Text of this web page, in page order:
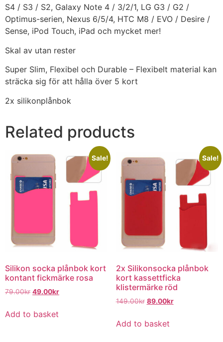
S4 / S3 / S2, Galaxy Note 4 / 3/2/1, LG G3 / G2 /
Optimus-serien, Nexus 6/5/4, HTC M8 / EVO / Desire /
Sense, iPod Touch, iPad och mycket mer!
Skal av utan rester
Super Slim, Flexibel och Durable – Flexibelt material kan
sträcka sig för att hålla över 5 kort
2x silikonplånbok
Related products
Sale!
Silikon socka plånbok kort
kontant fickmärke rosa
79.00kr 49.00kr
Add to basket
Sale!
2x Silikonsocka plånbok
kort kassettficka
klistermärke röd
149.00kr 89.00kr
Add to basket